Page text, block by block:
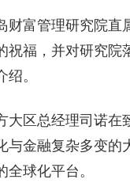
财富管理研究院直
祝福，并对研究
。
大区总经理司诺在
与金融复杂多变
球化平台。